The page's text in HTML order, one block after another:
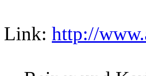
Link: http://